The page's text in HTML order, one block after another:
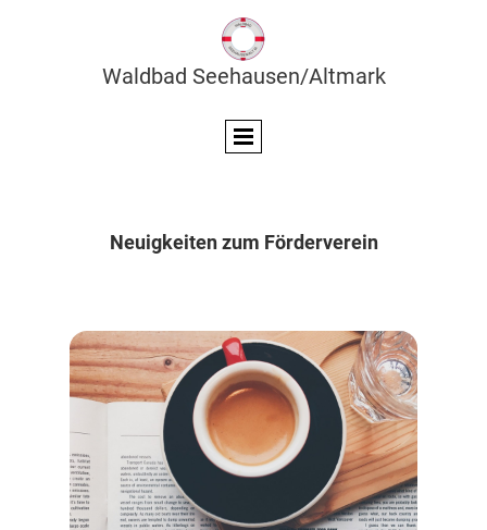
Waldbad Seehausen/Altmark
Neuigkeiten zum Förderverein